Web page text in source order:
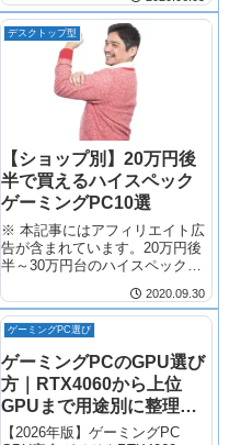
デスクトップ型
【ショップ別】20万円後
半で買えるハイスペック
ゲーミングPC10選
※ 本記事にはアフィリエイト広
告が含まれています。20万円後
半～30万円台のハイスペックゲ
2020.09.30
ゲーミングPC選び
ゲーミングPCのGPU選び
方｜RTX4060から上位
GPUまで用途別に整理
【2026年版】
【2026年版】ゲーミングPC